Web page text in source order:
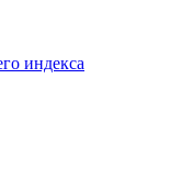
индекса